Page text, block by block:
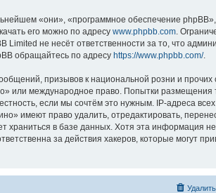
«они», «программное обеспечение
его можно по адресу www.phpbb.com .
не несёт ответственности за то, что
обращайтесь по адресу https://www.phpbb.com/.
призывов к национальной розни и
или международное право. Попытки размещения
если мы сочтём это нужным. IP-адреса
имеют право удалить, отредактировать,
храниться в базе данных. Хотя эта информация
за действия хакеров, которые могут